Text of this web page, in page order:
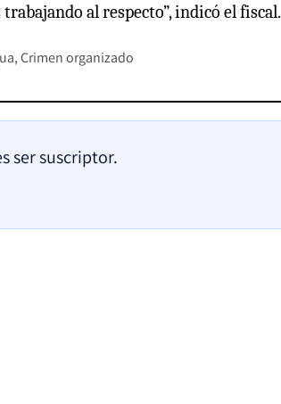
al respecto”, indicó el fiscal.
Crimen organizado
ser suscriptor.